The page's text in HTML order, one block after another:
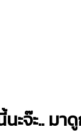
ะจ๊ะ.. มา